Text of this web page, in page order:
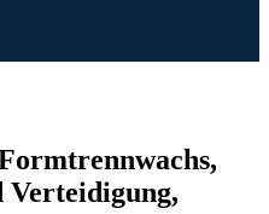
Verteidigung,